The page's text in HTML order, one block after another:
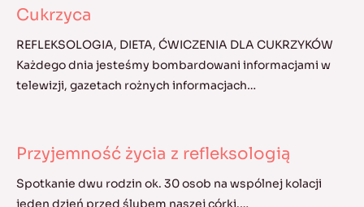
Cukrzyca
REFLEKSOLOGIA, DIETA, ĆWICZENIA DLA CUKRZYKÓW
Każdego dnia jesteśmy bombardowani informacjami w
telewizji, gazetach rożnych informacjach…
Przyjemność życia z refleksologią
Spotkanie dwu rodzin ok. 30 osob na wspólnej kolacji
jeden dzień przed ślubem naszej córki.…